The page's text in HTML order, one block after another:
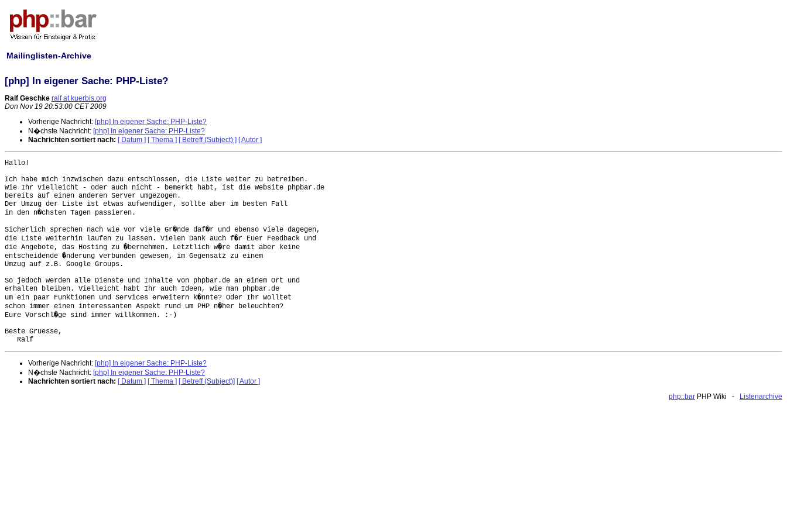
Mailinglisten-Archive
[php] In eigener Sache: PHP-Liste?
Ralf Geschke ralf at kuerbis.org
Don Nov 19 20:53:00 CET 2009
Vorherige Nachricht: [php] In eigener Sache: PHP-Liste?
N�chste Nachricht: [php] In eigener Sache: PHP-Liste?
Nachrichten sortiert nach: [ Datum ] [ Thema ] [ Betreff (Subject) ] [ Autor ]
Hallo!
Ich habe mich inzwischen dazu entschlossen, die Liste weiter zu betreiben.
Wie Ihr vielleicht - oder auch nicht - bemerkt habt, ist die Website phpbar.de
bereits auf einen anderen Server umgezogen.
Der Umzug der Liste ist etwas aufwendiger, sollte aber im besten Fall
in den n�chsten Tagen passieren.
Sicherlich sprechen nach wie vor viele Gr�nde daf�r und ebenso viele dagegen,
die Liste weiterhin laufen zu lassen. Vielen Dank auch f�r Euer Feedback und
die Angebote, das Hosting zu �bernehmen. Letztlich w�re damit aber keine
entscheidende �nderung verbunden gewesen, im Gegensatz zu einem
Umzug auf z.B. Google Groups.
So jedoch werden alle Dienste und Inhalte von phpbar.de an einem Ort und
erhalten bleiben. Vielleicht habt Ihr auch Ideen, wie man phpbar.de
um ein paar Funktionen und Services erweitern k�nnte? Oder Ihr wolltet
schon immer einen interessanten Aspekt rund um PHP n�her beleuchten?
Eure Vorschl�ge sind immer willkommen. :-)
Beste Gruesse,
Vorherige Nachricht: [php] In eigener Sache: PHP-Liste?
N�chste Nachricht: [php] In eigener Sache: PHP-Liste?
Nachrichten sortiert nach: [ Datum ] [ Thema ] [ Betreff (Subject)] [ Autor ]
php::bar PHP Wiki - Listenarchive